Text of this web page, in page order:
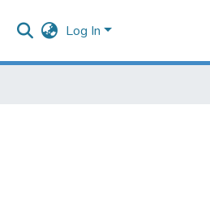
Log In